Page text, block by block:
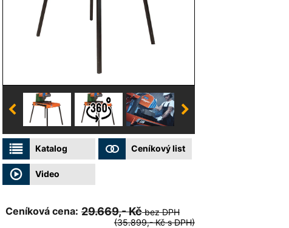
Katalog Ceníkový list
Video
Ceníková cena: 29.669,- Kčbez DPH
(35.899,- Kč s DPH)